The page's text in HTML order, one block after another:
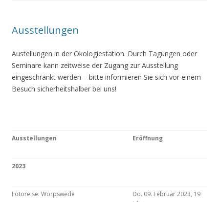
Ausstellungen
Austellungen in der Ökologiestation. Durch Tagungen oder
Seminare kann zeitweise der Zugang zur Ausstellung
eingeschränkt werden – bitte informieren Sie sich vor einem
Besuch sicherheitshalber bei uns!
Ausstellungen Eröffnung
2023
Fotoreise: Worpswede
Do. 09. Februar 2023, 19